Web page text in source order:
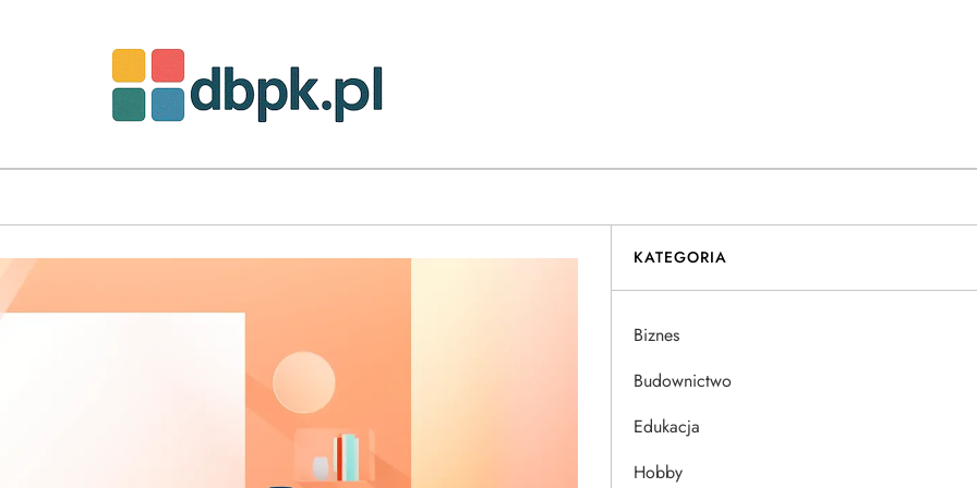
KATEGORIA
Biznes
Budownictwo
Edukacja
Hobby